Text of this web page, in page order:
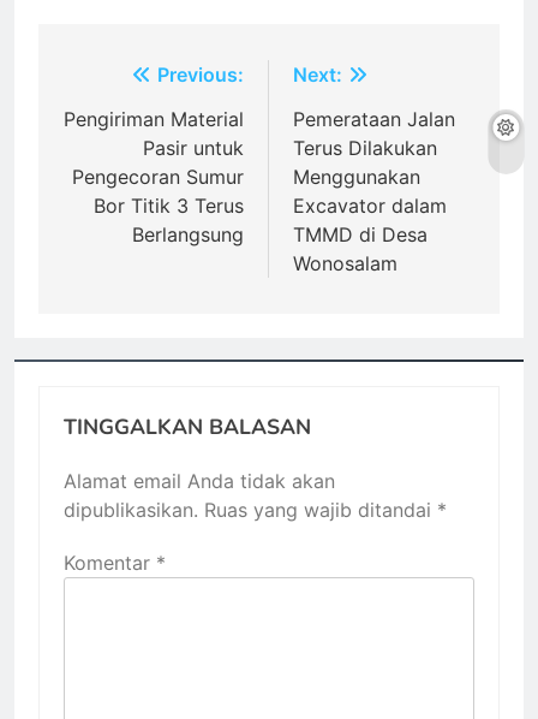
Navigasi
pos
Previous:
Pengiriman Material
Pasir untuk
Pengecoran Sumur
Bor Titik 3 Terus
Berlangsung
Next:
Pemerataan Jalan
Terus Dilakukan
Menggunakan
Excavator dalam
TMMD di Desa
Wonosalam
TINGGALKAN BALASAN
Alamat email Anda tidak akan
dipublikasikan. Ruas yang wajib ditandai *
Komentar *